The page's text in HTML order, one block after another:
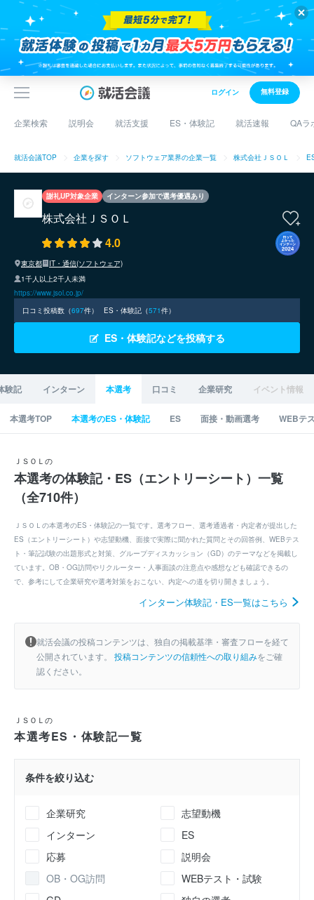
ログイン 無料登録
企業検索 説明会 就活支援 ES・体験記 就活速報 QAラ
就活会議TOP 企業を探す ソフトウェア業界の企業一覧 株式会社ＪＳＯＬ
謝礼UP対象企業 インターン参加で選考優遇あり
株式会社ＪＳＯＬ
4.0
東京都
IT・通信(ソフトウェア)
1千人以上2千人未満
https://www.jsol.co.jp/
口コミ投稿数（697件） ES・体験記（571件）
ES・体験記などを投稿する
験記 インターン 本選考 口コミ 企業研究 イベント情報
本選考TOP 本選考のES・体験記 ES 面接・動画選考 WEBテ
ＪＳＯＬの
本選考の体験記・ES（エントリーシート）一覧
（全710件）
ＪＳＯＬの本選考のES・体験記の一覧です。選考フロー、選考通過者・内定者が提出した
ES（エントリーシート）や志望動機、面接で実際に聞かれた質問とその回答例、WEBテス
ト・筆記試験の出題形式と対策、グループディスカッション（GD）のテーマなどを掲載し
ています。OB・OG訪問やリクルーター・人事面談の注意点や感想なども確認できるの
で、参考にして企業研究や選考対策をおこない、内定への道を切り開きましょう。
インターン体験記・ES一覧はこちら
就活会議の投稿コンテンツは、独自の掲載基準・審査フローを経て
公開されています。 投稿コンテンツの信頼性への取り組みをご確
認ください。
ＪＳＯＬの
本選考ES・体験記一覧
条件を絞り込む
企業研究
志望動機
インターン
ES
応募
説明会
OB・OG訪問
WEBテスト・試験